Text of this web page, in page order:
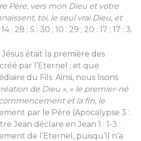
Père, vers mon Dieu et votre
toi, le seul vrai Dieu, et
: 28 ; 5 : 30 ; 10 : 29 ; 20 : 17 ; 17 : 3.
était la première des
par l’Eternel ; et que
du Fils. Ainsi, nous lisons
tion de Dieu », « le premier-né
commencement et la fin, le
par le Père (Apocalypse 3 :
Jean déclare en Jean 1 : 1-3 :
de l’Eternel, puisqu’Il n’a